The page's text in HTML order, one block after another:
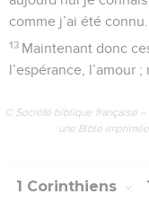
comme j’ai été connu.
13 Maintenant donc
l’espérance, l’amour ;
© Société biblique française –
une Bible
1 Corinthiens